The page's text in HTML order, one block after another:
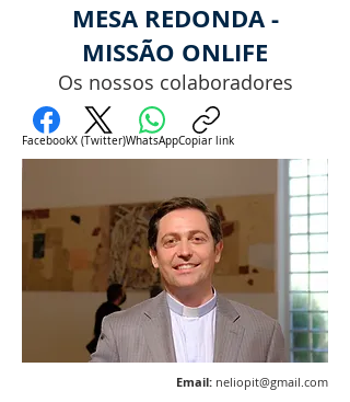
MESA REDONDA -
MISSÃO ONLIFE
Os nossos colaboradores
FacebookX (Twitter)WhatsAppCopiar link
Email: neliopit@gmail.com